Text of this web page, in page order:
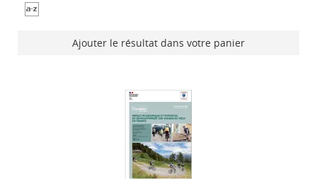
Ajouter le résultat dans votre panier